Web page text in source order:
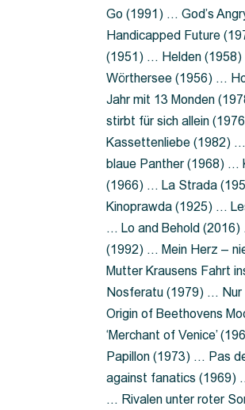
Go (1991) … God’s
Handicapped Future
(1951) … Helden
Wörthersee (1956) …
Jahr mit 13 Monden
stirbt für sich allein
Kassettenliebe (1982)
blaue Panther (1968) …
(1966) … La Strada
Kinoprawda (1925) …
… Lo and Behold
(1992) … Mein Herz –
Mutter Krausens Fahrt
Nosferatu (1979) …
Origin of Beethovens
‘Merchant of Venice’
Papillon (1973) … Pas
against fanatics (1969)
… Rivalen unter roter